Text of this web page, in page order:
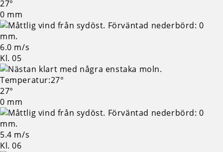
27°
0 mm
6.0 m/s
Kl. 05
27°
0 mm
5.4 m/s
Kl. 06